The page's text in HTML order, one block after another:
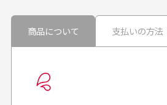
良かった！
お届け希望日時をご指定頂けます
商品について 支払いの方法